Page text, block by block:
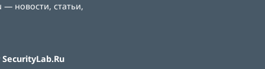
новости, статьи,